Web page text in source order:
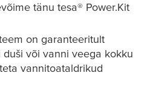
tänu tesa® Power.Kit
on garanteeritult
duši või vanni veega kokku
vannitoataldrikud